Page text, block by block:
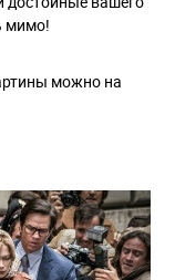
мимо!
можно на